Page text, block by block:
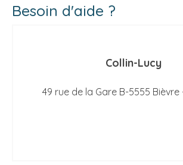
Besoin d'aide ?
Collin-Lucy
49 rue de la Gare B-5555 Bièvre